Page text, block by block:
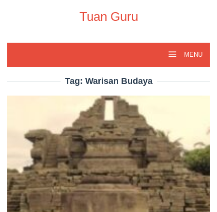
Tuan Guru
MENU
Tag: Warisan Budaya